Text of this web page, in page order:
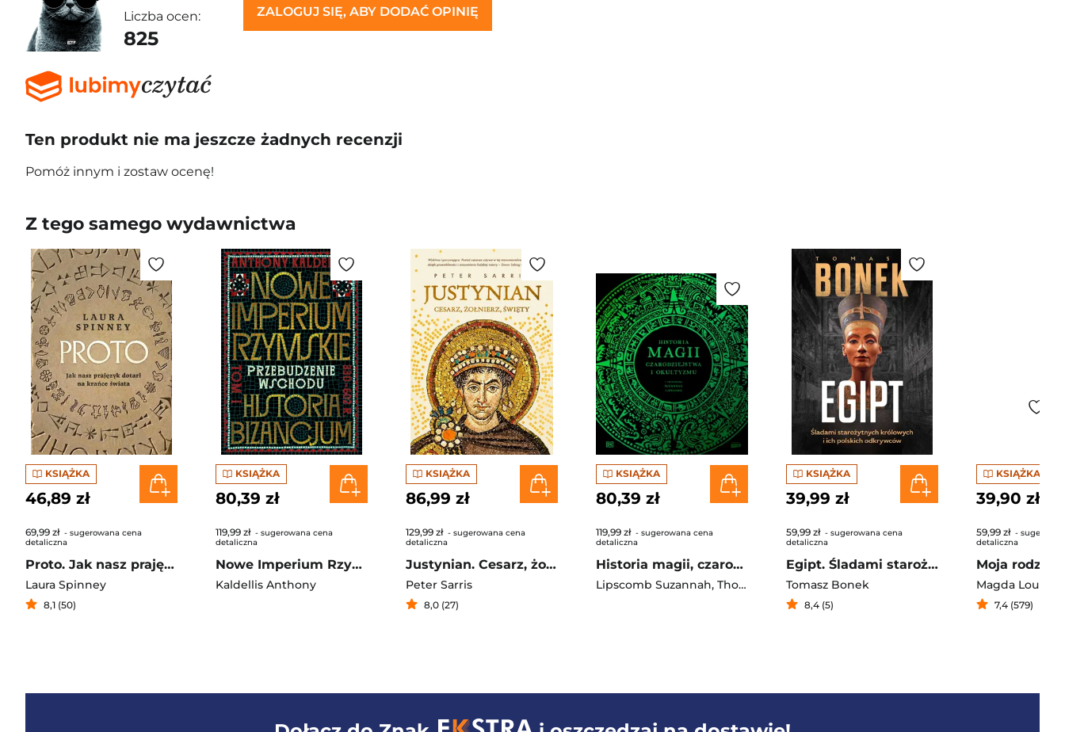
Liczba ocen:
825
ZALOGUJ SIĘ, ABY DODAĆ OPINIĘ
Ten produkt nie ma jeszcze żadnych recenzji
Pomóż innym i zostaw ocenę!
Z tego samego wydawnictwa
KSIĄŻKA
46,89 zł
69,99 zł - sugerowana cena
detaliczna
Proto. Jak nasz prajęzyk dotarł na krańce świata
Laura Spinney
8,1 (50)
KSIĄŻKA
80,39 zł
119,99 zł - sugerowana cena
detaliczna
Nowe Imperium Rzymskie. Przebudzenie Wschodu. Historia Bizancjum. Tom I
Kaldellis Anthony
KSIĄŻKA
86,99 zł
129,99 zł - sugerowana cena
detaliczna
Justynian. Cesarz, żołnierz, święty
Peter Sarris
8,0 (27)
KSIĄŻKA
80,39 zł
119,99 zł - sugerowana cena
detaliczna
Historia magii, czarodziejstwa i okultyzmu
Lipscomb Suzannah, Thomas Cussans ,Page Sophie ,Philip Parker
KSIĄŻKA
39,99 zł
59,99 zł - sugerowana cena
detaliczna
Egipt. Śladami starożytnych królowych i ich polskich odkrywców
Tomasz Bonek
8,4 (5)
KSIĄŻKA
39,90 zł
59,99 zł -
detaliczna
Magda Louis
7,4 (579)